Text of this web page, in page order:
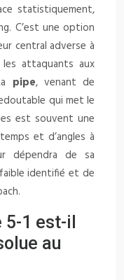
statistiquement,
C’est une option
central adverse à
attaquants aux
pipe, venant de
qui met le
est souvent une
et d’angles à
dépendra de sa
identifié et de
5-1 est-il
au